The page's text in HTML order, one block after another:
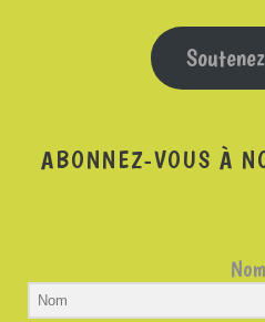
ABONNEZ-VOUS À
Nom